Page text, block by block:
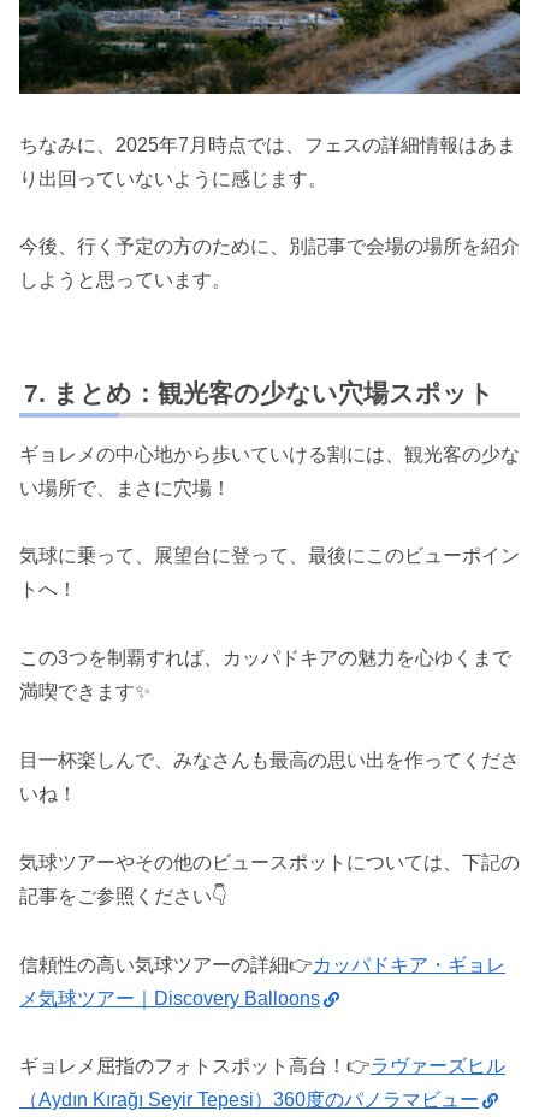
ちなみに、2025年7月時点では、フェスの詳細情報はあま
り出回っていないように感じます。
今後、行く予定の方のために、別記事で会場の場所を紹介
しようと思っています。
まとめ：観光客の少ない穴場スポット
ギョレメの中心地から歩いていける割には、観光客の少な
い場所で、まさに穴場！
気球に乗って、展望台に登って、最後にこのビューポイン
トへ！
この3つを制覇すれば、カッパドキアの魅力を心ゆくまで
満喫できます✨
目一杯楽しんで、みなさんも最高の思い出を作ってくださ
いね！
気球ツアーやその他のビュースポットについては、下記の
記事をご参照ください👇️
信頼性の高い気球ツアーの詳細👉️カッパドキア・ギョレ
メ気球ツアー｜Discovery Balloons
ギョレメ屈指のフォトスポット高台！👉️ラヴァーズヒル
（Aydın Kırağı Seyir Tepesi）360度のパノラマビュー